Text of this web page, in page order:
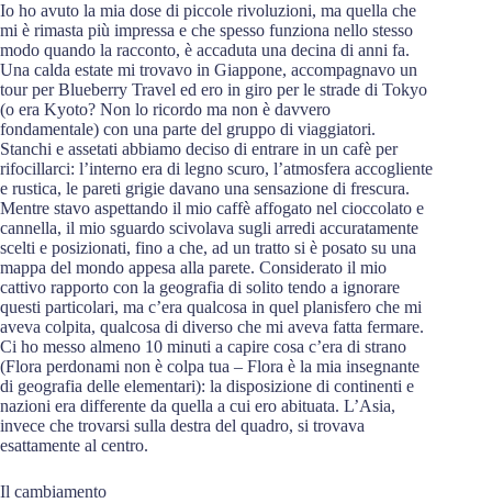
Io ho avuto la mia dose di piccole rivoluzioni, ma quella che
mi è rimasta più impressa e che spesso funziona nello stesso
modo quando la racconto, è accaduta una decina di anni fa.
Una calda estate mi trovavo in Giappone, accompagnavo un
tour per Blueberry Travel ed ero in giro per le strade di Tokyo
(o era Kyoto? Non lo ricordo ma non è davvero
fondamentale) con una parte del gruppo di viaggiatori.
Stanchi e assetati abbiamo deciso di entrare in un cafè per
rifocillarci: l’interno era di legno scuro, l’atmosfera accogliente
e rustica, le pareti grigie davano una sensazione di frescura.
Mentre stavo aspettando il mio caffè affogato nel cioccolato e
cannella, il mio sguardo scivolava sugli arredi accuratamente
scelti e posizionati, fino a che, ad un tratto si è posato su una
mappa del mondo appesa alla parete. Considerato il mio
cattivo rapporto con la geografia di solito tendo a ignorare
questi particolari, ma c’era qualcosa in quel planisfero che mi
aveva colpita, qualcosa di diverso che mi aveva fatta fermare.
Ci ho messo almeno 10 minuti a capire cosa c’era di strano
(Flora perdonami non è colpa tua – Flora è la mia insegnante
di geografia delle elementari): la disposizione di continenti e
nazioni era differente da quella a cui ero abituata. L’Asia,
invece che trovarsi sulla destra del quadro, si trovava
esattamente al centro.
Il cambiamento